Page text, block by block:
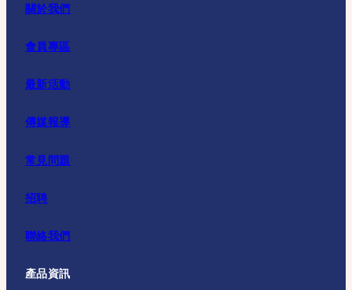
關於我們
會員專區
最新活動
傳媒報導
常見問題
招聘
聯絡我們
產品資訊